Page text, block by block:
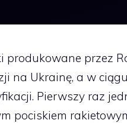
przez
na Ukrainę, a w
Pierwszy raz
pociskiem